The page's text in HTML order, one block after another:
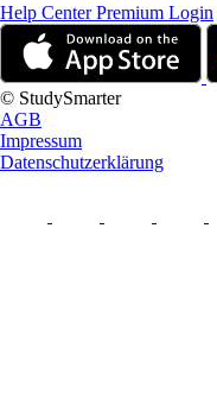
Help CenterPremium Login
© StudySmarter
AGB
Impressum
Datenschutzerklärung